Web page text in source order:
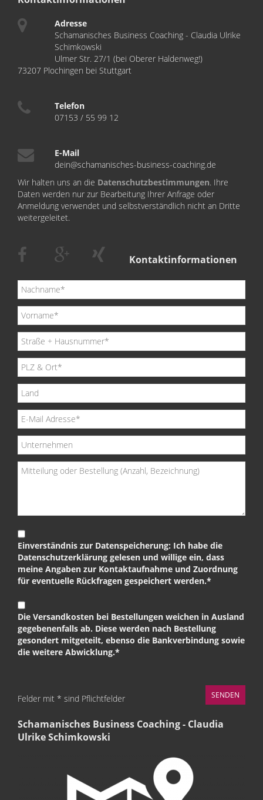
Adresse
Schamanisches Business Coaching - Claudia Ulrike
Schimkowski
Ulmer Str. 27/1 (bei Oberer Haldenweg!)
73207 Plochingen bei Stuttgart
Telefon
07153 / 55 99 12
E-Mail
dein@schamanisches-business-coaching.de
Wir halten uns an die Datenschutzbestimmungen. Ihre
Daten werden nur zur Bearbeitung Ihrer Anfrage oder
Anmeldung verwendet und selbstverständlich nicht an Dritte
weitergeleitet.
Kontaktinformationen
Einverständnis zur Datenspeicherung: Ich habe die
Datenschutzerklärung gelesen und willige ein, dass
meine Angaben zur Kontaktaufnahme und Zuordnung
für eventuelle Rückfragen gespeichert werden.*
Die Versandkosten bei Bestellungen weichen in Ausland
gegebenenfalls ab. Diese werden nach Bestellung
gesondert mitgeteilt, ebenso die Bankverbindung sowie
die weitere Abwicklung.*
Felder mit * sind Pflichtfelder
Schamanisches Business Coaching - Claudia
Ulrike Schimkowski